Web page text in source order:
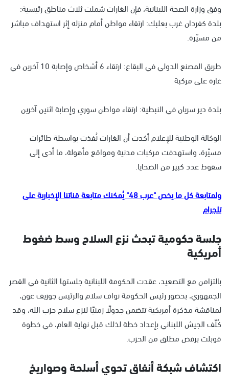
وفق وزارة الصحة اللبنانية، فإن الغارات شملت ثلاث مناطق رئيسية:
بلدة كفردان غرب بعلبك: ارتقاء مواطن أمام منزله إثر استهداف مباشر
من مسيّرة.
طريق المصنع الدولي في البقاع: ارتقاء 6 أشخاص وإصابة 10 آخرين في
غارة على مركبة
بلدة دير سريان في النبطية: ارتقاء مواطن سوري وإصابة اثنين آخرين
الوكالة الوطنية للإعلام أكدت أن الغارات نُفذت بواسطة طائرات
مسيّرة، واستهدفت مركبات مدنية ومواقع مأهولة، ما أدى إلى
سقوط عدد كبير من الضحايا.
ولمتابعة كل ما يخص "عرب 48" يُمكنك متابعة قناتنا الإخبارية على
تلجرام
جلسة حكومية تبحث نزع السلاح وسط ضغوط
أمريكية
بالتزامن مع التصعيد، عقدت الحكومة اللبنانية جلستها الثانية في القصر
الجمهوري، بحضور رئيس الحكومة نواف سلام والرئيس جوزيف عون،
لمناقشة مذكرة أمريكية تتضمن جدولًا زمنيًا لنزع سلاح حزب الله، وقد
كُلّف الجيش اللبناني بإعداد خطة لذلك قبل نهاية العام، في خطوة
قوبلت برفض مطلق من الحزب.
اكتشاف شبكة أنفاق تحوي أسلحة وصواريخ